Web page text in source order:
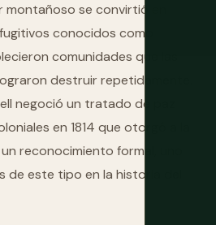
montañoso se convirtió en
conocidos como
comunidades que las
destruir repetidamente.
negoció un tratado de paz
en 1814 que otorgó a la
reconocimiento formal, uno
este tipo en la historia del